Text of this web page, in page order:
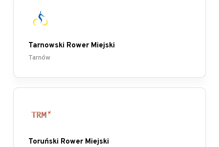
Tarnowski Rower Miejski
Tarnów
Toruński Rower Miejski